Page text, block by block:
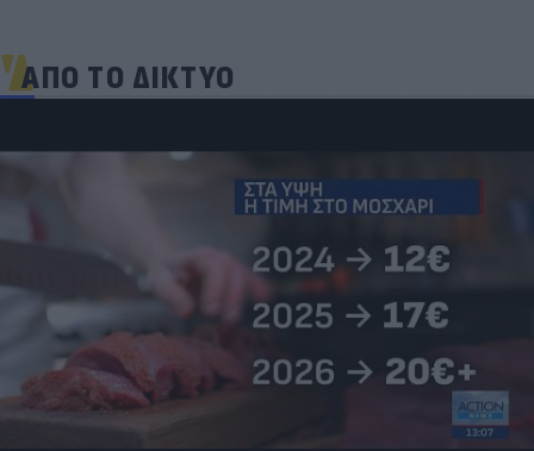
ΑΠΟ ΤΟ ΔΙΚΤΥΟ